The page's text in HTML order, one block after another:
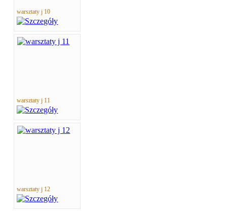
warsztaty j 10
warsztaty j 11
warsztaty j 12